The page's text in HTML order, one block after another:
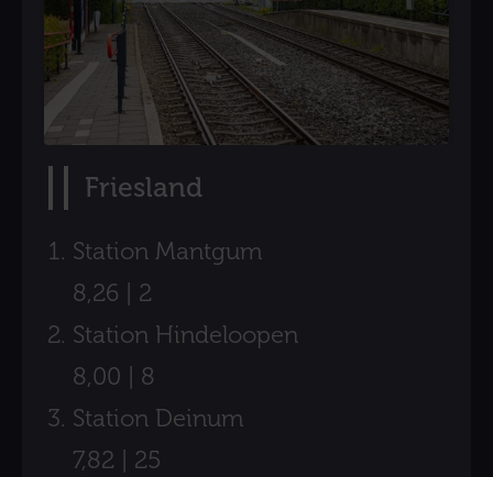
Friesland
Station Mantgum
8,26 | 2
Station Hindeloopen
8,00 | 8
Station Deinum
7,82 | 25